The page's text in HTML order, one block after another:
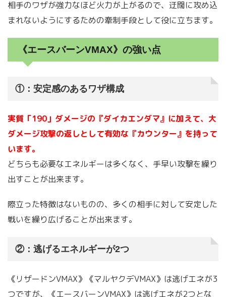
相手のワザが強力なほど火力が上がるので、迂闊に攻め込
まれないようにするための牽制手段として役に立ちます。
《エースバーンVMAX》の強い点
①：安定感のあるワザ構成
実質「190」ダメージの『ダイカエンダマ』に加えて、大
ダメージ攻撃の返しとして有効な『カウンター』を持って
います。
どちらも必要なエネルギーは多くなく、手早い攻撃を繰り
出すことが出来ます。
際立った特徴はないものの、多くの相手に対して安定した
戦いを繰り広げることが出来ます。
②：逃げるエネルギーが2つ
《リザードンVMAX》《マルヤクデVMAX》は逃げエネが3
つですが、《エースバーンVMAX》は逃げエネが2つとな